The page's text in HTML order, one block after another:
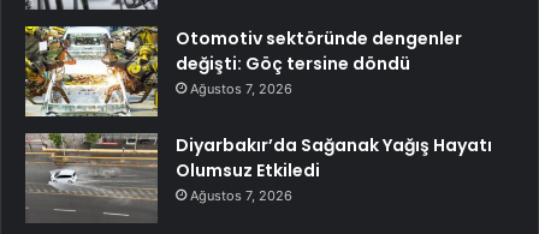
Otomotiv sektöründe dengenler
değişti: Göç tersine döndü
Ağustos 7, 2026
Diyarbakır’da Sağanak Yağış Hayatı
Olumsuz Etkiledi
Ağustos 7, 2026